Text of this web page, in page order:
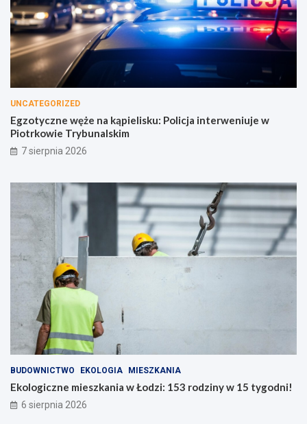
UNCATEGORIZED
Egzotyczne węże na kąpielisku: Policja interweniuje w
Piotrkowie Trybunalskim
7 sierpnia 2026
BUDOWNICTWO EKOLOGIA MIESZKANIA
Ekologiczne mieszkania w Łodzi: 153 rodziny w 15 tygodni!
6 sierpnia 2026